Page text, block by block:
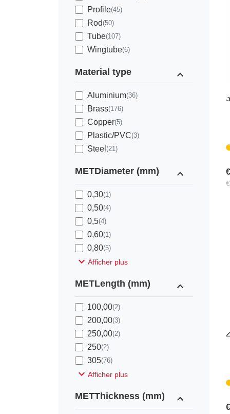
Profile(45)
Rod(50)
Tube(107)
Wingtube(6)
Material type expand_less
Aluminium(36)
Brass(176)
Copper(5)
Plastic/PVC(3)
Steel (21)
METDiameter (mm) expand_less
0,30(1)
0,50(4)
0,5(4)
0,60(1)
0,80(5)
expand_more Afficher plus
METLength (mm) expand_less
100,00(2)
200,00(3)
250,00(2)
250(2)
305(76)
expand_more Afficher plus
METThickness (mm) expand_less